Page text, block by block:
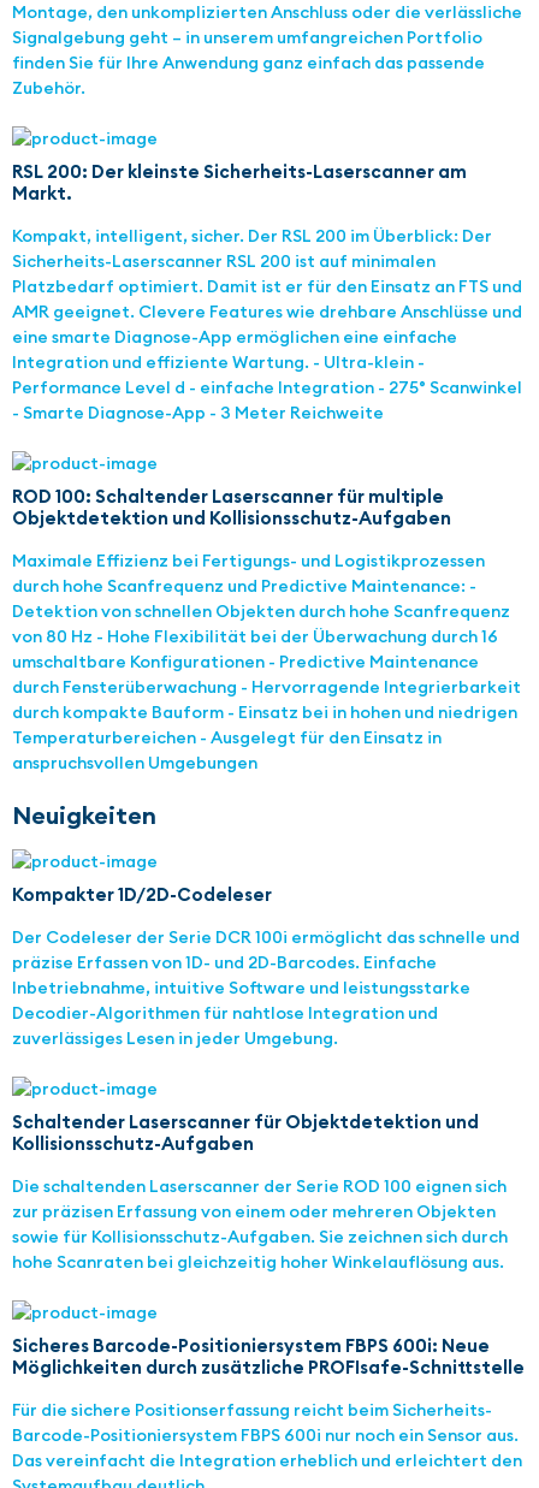
Montage, den unkomplizierten Anschluss oder die verlässliche
Signalgebung geht – in unserem umfangreichen Portfolio
finden Sie für Ihre Anwendung ganz einfach das passende
Zubehör.
RSL 200: Der kleinste Sicherheits-Laserscanner am
Markt.
Kompakt, intelligent, sicher. Der RSL 200 im Überblick: Der
Sicherheits-Laserscanner RSL 200 ist auf minimalen
Platzbedarf optimiert. Damit ist er für den Einsatz an FTS und
AMR geeignet. Clevere Features wie drehbare Anschlüsse und
eine smarte Diagnose-App ermöglichen eine einfache
Integration und effiziente Wartung. - Ultra-klein -
Performance Level d - einfache Integration - 275° Scanwinkel
- Smarte Diagnose-App - 3 Meter Reichweite
ROD 100: Schaltender Laserscanner für multiple
Objektdetektion und Kollisionsschutz-Aufgaben
Maximale Effizienz bei Fertigungs- und Logistikprozessen
durch hohe Scanfrequenz und Predictive Maintenance: -
Detektion von schnellen Objekten durch hohe Scanfrequenz
von 80 Hz - Hohe Flexibilität bei der Überwachung durch 16
umschaltbare Konfigurationen - Predictive Maintenance
durch Fensterüberwachung - Hervorragende Integrierbarkeit
durch kompakte Bauform - Einsatz bei in hohen und niedrigen
Temperaturbereichen - Ausgelegt für den Einsatz in
anspruchsvollen Umgebungen
Neuigkeiten
Kompakter 1D/2D-Codeleser
Der Codeleser der Serie DCR 100i ermöglicht das schnelle und
präzise Erfassen von 1D- und 2D-Barcodes. Einfache
Inbetriebnahme, intuitive Software und leistungsstarke
Decodier-Algorithmen für nahtlose Integration und
zuverlässiges Lesen in jeder Umgebung.
Schaltender Laserscanner für Objektdetektion und
Kollisionsschutz-Aufgaben
Die schaltenden Laserscanner der Serie ROD 100 eignen sich
zur präzisen Erfassung von einem oder mehreren Objekten
sowie für Kollisionsschutz-Aufgaben. Sie zeichnen sich durch
hohe Scanraten bei gleichzeitig hoher Winkelauflösung aus.
Sicheres Barcode-Positioniersystem FBPS 600i: Neue
Möglichkeiten durch zusätzliche PROFIsafe-Schnittstelle
Für die sichere Positionserfassung reicht beim Sicherheits-
Barcode-Positioniersystem FBPS 600i nur noch ein Sensor aus.
Das vereinfacht die Integration erheblich und erleichtert den